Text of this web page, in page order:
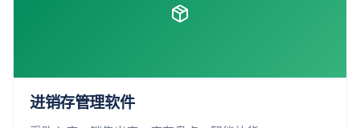
进销存管理软件